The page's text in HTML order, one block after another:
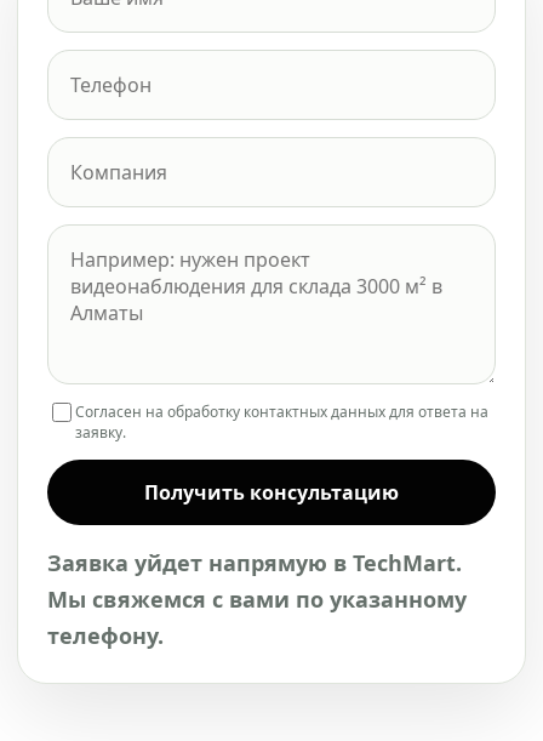
Согласен на обработку контактных данных для ответа на
заявку.
Получить консультацию
Заявка уйдет напрямую в TechMart.
Мы свяжемся с вами по указанному
телефону.